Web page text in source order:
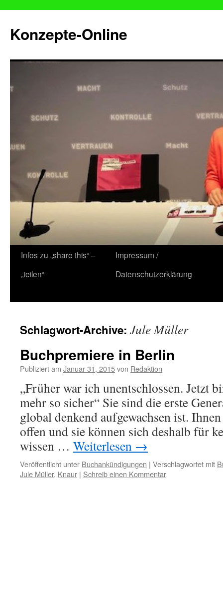
Konzepte-Online
Zum
Inhalt
Infos zu „share this“ –
„teilen“
Impressum /
Datenschutzerklärung
Schlagwort-Archive: Jule Müller
Buchpremiere in Berlin
Publiziert am Januar 31, 2015von Redaktion
„Früher war ich unentschlossen. Jetzt
mehr so sicher“ Sie sind die erste
global denkend aufgewachsen ist.
offen und sie können sich deshalb für
wissen … Weiterlesen →
Veröffentlicht unter Buchankündigungen | Verschlagwortet mit
Jule Müller, Knaur | Schreib einen Kommentar